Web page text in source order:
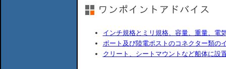
インチ規格とミリ規格、容量、重量、電
ボート及び陸電ポストのコネクター類の
クリート、シートマウントなど船体に設